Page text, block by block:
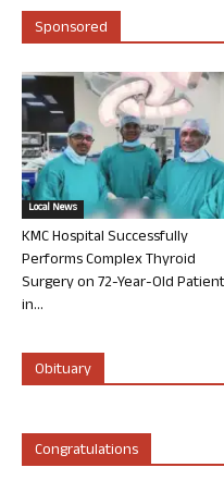
Sponsored
Local News
KMC Hospital Successfully
Performs Complex Thyroid
Surgery on 72-Year-Old Patient
in...
Obituary
Congratulations